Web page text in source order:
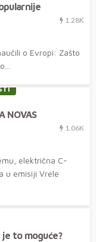
1.28K
o Evropi: Zašto
NOVAS
1.06K
električna C-
u emisiji Vrele
to moguće?